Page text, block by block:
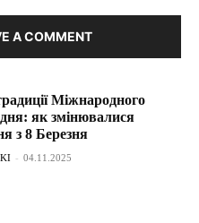
A COMMENT
Міжнародного
як змінювалися
з 8 Березня
- 04.11.2025